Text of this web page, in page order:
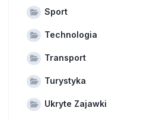
Sport
Technologia
Transport
Turystyka
Ukryte Zajawki